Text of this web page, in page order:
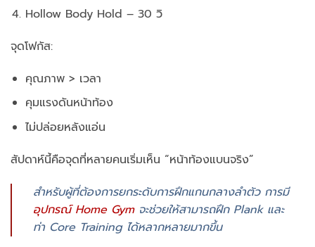
Hollow Body Hold – 30 วิ
จุดโฟกัส:
คุณภาพ > เวลา
คุมแรงดันหน้าท้อง
ไม่ปล่อยหลังแอ่น
สัปดาห์นี้คือจุดที่หลายคนเริ่มเห็น “หน้าท้องแบนจริง”
สำหรับผู้ที่ต้องการยกระดับการฝึกแกนกลางลำตัว การมี
อุปกรณ์ Home Gymจะช่วยให้สามารถฝึก Plank และ
ท่า Core Training ได้หลากหลายมากขึ้น